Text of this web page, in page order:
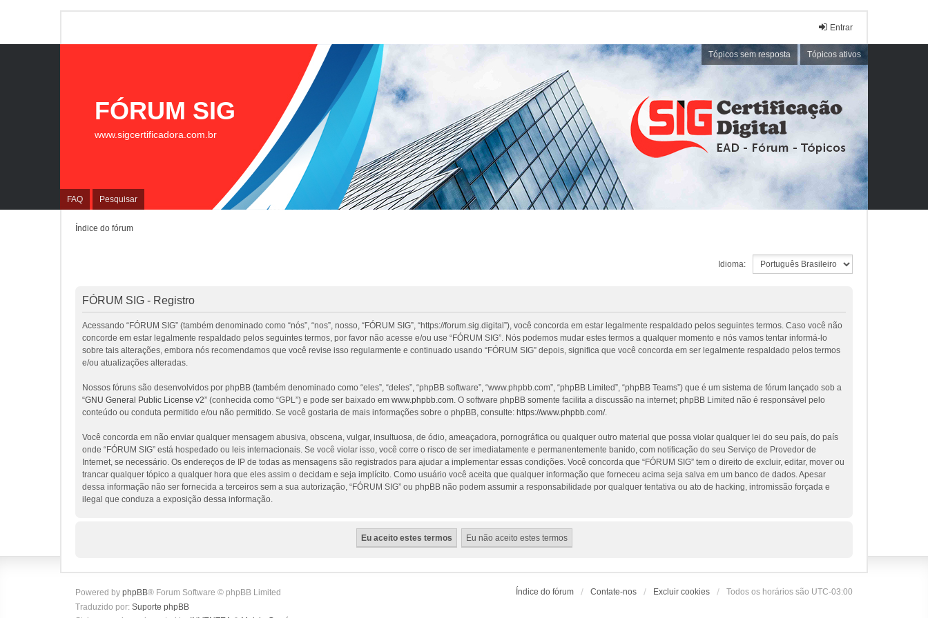
Entrar
Tópicos sem resposta Tópicos ativos
FAQ Pesquisar
FÓRUM SIG
www.sigcertificadora.com.br
Índice do fórum
Idioma:
FÓRUM SIG - Registro
Acessando “FÓRUM SIG” (também denominado como “nós”, “nos”, nosso, “FÓRUM SIG”, “https://forum.sig.digital”), você concorda em estar legalmente respaldado pelos seguintes termos. Caso você não
concorde em estar legalmente respaldado pelos seguintes termos, por favor não acesse e/ou use “FÓRUM SIG”. Nós podemos mudar estes termos a qualquer momento e nós vamos tentar informá-lo
sobre tais alterações, embora nós recomendamos que você revise isso regularmente e continuado usando “FÓRUM SIG” depois, significa que você concorda em ser legalmente respaldado pelos termos
e/ou atualizações alteradas.
Nossos fóruns são desenvolvidos por phpBB (também denominado como “eles”, “deles”, “phpBB software”, “www.phpbb.com”, “phpBB Limited”, “phpBB Teams”) que é um sistema de fórum lançado sob a
“GNU General Public License v2” (conhecida como “GPL”) e pode ser baixado em www.phpbb.com. O software phpBB somente facilita a discussão na internet; phpBB Limited não é responsável pelo
conteúdo ou conduta permitido e/ou não permitido. Se você gostaria de mais informações sobre o phpBB, consulte: https://www.phpbb.com/.
Você concorda em não enviar qualquer mensagem abusiva, obscena, vulgar, insultuosa, de ódio, ameaçadora, pornográfica ou qualquer outro material que possa violar qualquer lei do seu país, do país
onde “FÓRUM SIG” está hospedado ou leis internacionais. Se você violar isso, você corre o risco de ser imediatamente e permanentemente banido, com notificação do seu Serviço de Provedor de
Internet, se necessário. Os endereços de IP de todas as mensagens são registrados para ajudar a implementar essas condições. Você concorda que “FÓRUM SIG” tem o direito de excluir, editar, mover ou
trancar qualquer tópico a qualquer hora que eles assim o decidam e seja implícito. Como usuário você aceita que qualquer informação que forneceu acima seja salva em um banco de dados. Apesar
dessa informação não ser fornecida a terceiros sem a sua autorização, “FÓRUM SIG” ou phpBB não podem assumir a responsabilidade por qualquer tentativa ou ato de hacking, intromissão forçada e
ilegal que conduza a exposição dessa informação.
Índice do fórum Contate-nos Excluir cookies Todos os horários são UTC-03:00
Powered by phpBB® Forum Software © phpBB Limited
Traduzido por: Suporte phpBB